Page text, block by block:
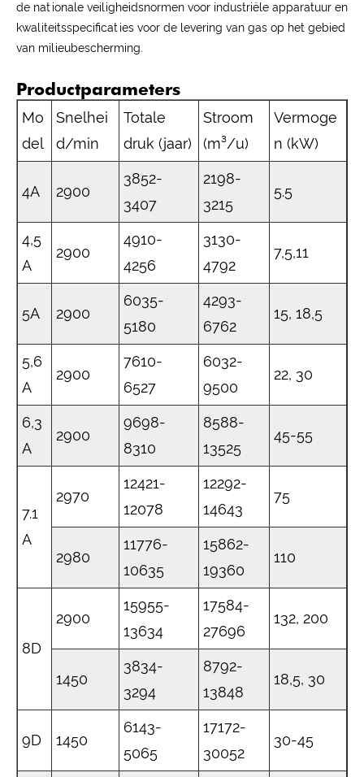
de nationale veiligheidsnormen voor industriële apparatuur en
kwaliteitsspecificaties voor de levering van gas op het gebied
van milieubescherming.
Productparameters
Mo
del
Snelhei
d/min
Totale
druk (jaar)
Stroom
(m³/u)
Vermoge
n (kW)
4A 2900
3852-
3407
2198-
3215
5.5
4,5
A
2900
4910-
4256
3130-
4792
7,5,11
5A 2900
6035-
5180
4293-
6762
15, 18,5
5,6
A
2900
7610-
6527
6032-
9500
22, 30
6,3
A
2900
9698-
8310
8588-
13525
45-55
7.1
A
2970
12421-
12078
12292-
14643
75
2980
11776-
10635
15862-
19360
110
8D
2900
15955-
13634
17584-
27696
132, 200
1450
3834-
3294
8792-
13848
18,5, 30
9D 1450
6143-
5065
17172-
30052
30-45